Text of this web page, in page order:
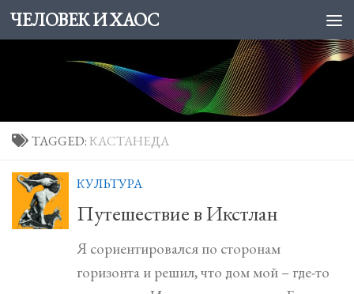
Skip to content
ЧЕЛОВЕК И ХАОС
TAGGED:КАСТАНЕДА
КУЛЬТУPA
Путешествие в Икстлан
Я сориентировался по сторонам
горизонта и решил, что дом мой – где-то